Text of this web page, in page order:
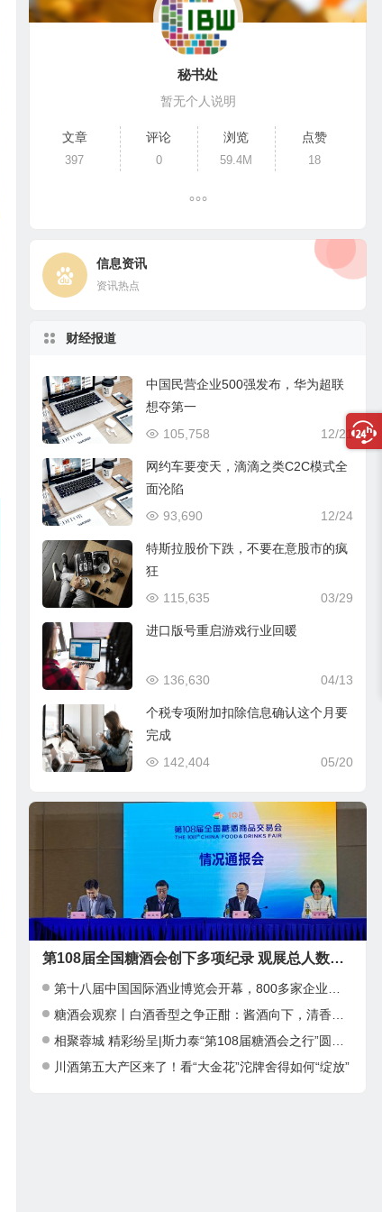
秘书处
暂无个人说明
文章
397
评论
0
浏览
59.4M
点赞
18
信息资讯
资讯热点
财经报道
中国民营企业500强发布，华为超联
想夺第一
12/21
105,758
网约车要变天，滴滴之类C2C模式全
面沦陷
12/24
93,690
特斯拉股价下跌，不要在意股市的疯
狂
03/29
115,635
进口版号重启游戏行业回暖
04/13
136,630
个税专项附加扣除信息确认这个月要
完成
05/20
142,404
第108届全国糖酒会创下多项纪录 观展总人数近39万人次
第十八届中国国际酒业博览会开幕，800多家企业参加
糖酒会观察丨白酒香型之争正酣：酱酒向下，清香向上，小众香型崛起
相聚蓉城 精彩纷呈|斯力泰“第108届糖酒会之行”圆满结束
川酒第五大产区来了！看“大金花”沱牌舍得如何“绽放”